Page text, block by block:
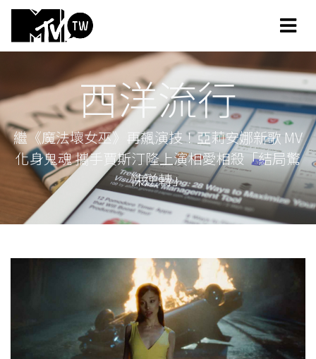
西洋流行
繼《魔法壞女巫》再飆演技！亞莉安娜新歌 MV
化身鬼魂 攜手賈斯汀隆上演相愛相殺「結局驚
悚逆轉」